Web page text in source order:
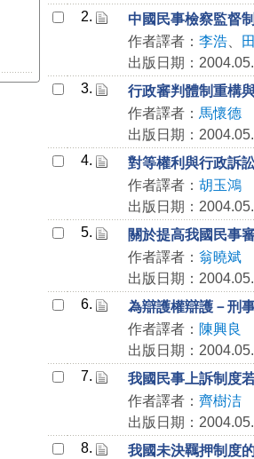
2.
中國民事檢察監督
作者譯者： 李浩、
出版日期：
3.
行政審判體制重構
作者譯者： 馬懷德
出版日期：
4.
對等權利與行政訴
作者譯者： 胡玉鴻
出版日期：
5.
關於提高我國民事
作者譯者： 翁曉斌
出版日期：
6.
為辯護權辯護－刑
作者譯者： 陳興良
出版日期：
7.
我國民事上訴制度
作者譯者： 齊樹洁
出版日期：
8.
我國未決羈押制度